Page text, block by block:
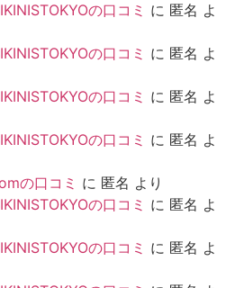
の口コミ に 匿名 よ
の口コミ に 匿名 よ
の口コミ に 匿名 よ
の口コミ に 匿名 よ
の口コミ に 匿名 より
の口コミ に 匿名 よ
の口コミ に 匿名 よ